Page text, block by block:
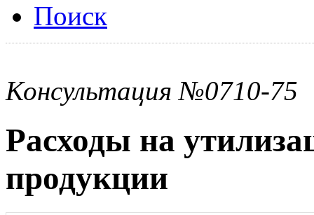
Поиск
Консультация №0710-75
Расходы на
продукции